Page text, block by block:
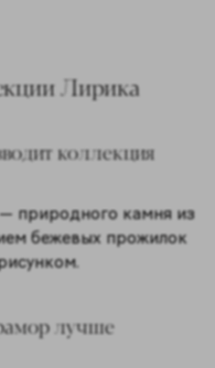
Лирика
коллекция
природного камня из
бежевых прожилок
лучше